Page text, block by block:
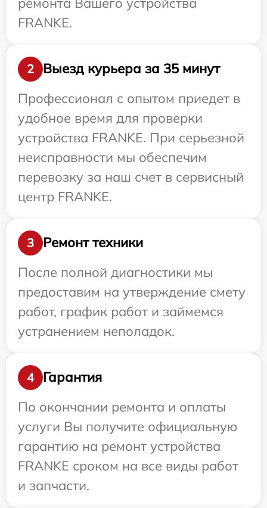
FRANKE.
2
Выезд курьера за 35 минут
Профессионал с опытом приедет в
удобное время для проверки
устройства FRANKE. При серьезной
неисправности мы обеспечим
перевозку за наш счет в сервисный
центр FRANKE.
3
Ремонт техники
После полной диагностики мы
предоставим на утверждение смету
работ, график работ и займемся
устранением неполадок.
4
Гарантия
По окончании ремонта и оплаты
услуги Вы получите официальную
гарантию на ремонт устройства
FRANKE сроком на все виды работ
и запчасти.